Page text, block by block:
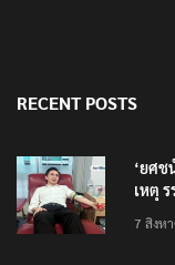
RECENT POSTS
‘ยศช
เหตุ
7 สิงห